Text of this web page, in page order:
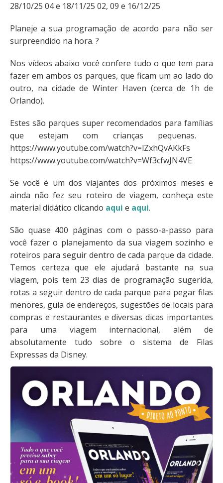
28/10/25 04 e 18/11/25 02, 09 e 16/12/25
Planeje a sua programação de acordo para não ser
surpreendido na hora. ?
Nos vídeos abaixo você confere tudo o que tem para
fazer em ambos os parques, que ficam um ao lado do
outro, na cidade de Winter Haven (cerca de 1h de
Orlando).
Estes são parques super recomendados para famílias
que estejam com crianças pequenas.
https://www.youtube.com/watch?v=lZxhQvAKkFs
https://www.youtube.com/watch?v=Wf3cfwJN4VE
Se você é um dos viajantes dos próximos meses e
ainda não fez seu roteiro de viagem, conheça este
material didático clicando aqui e aqui.
São quase 400 páginas com o passo-a-passo para
você fazer o planejamento da sua viagem sozinho e
roteiros para seguir dentro de cada parque da cidade.
Temos certeza que ele ajudará bastante na sua
viagem, pois tem 23 dias de programação sugerida,
rotas a seguir dentro de cada parque para pegar filas
menores, guia de endereços, sugestões de locais para
compras e restaurantes e diversas dicas importantes
para uma viagem internacional, além de
absolutamente tudo sobre o sistema de Filas
Expressas da Disney.